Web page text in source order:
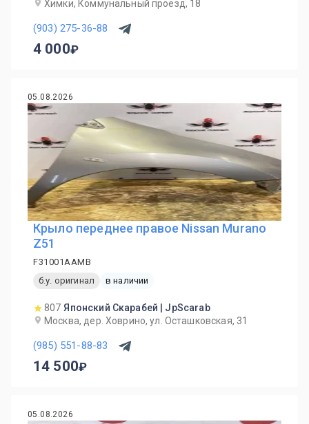
Химки, Коммунальный проезд, 18
(903) 275-36-88
4 000
05.08.2026
Крыло переднее правое Nissan Murano
Z51
F31001AAMB
б.у. оригинал
в наличии
807 Японский Скарабей | JpScarab
Москва, дер. Ховрино, ул. Осташковская, 31
(985) 551-88-83
14 500
05.08.2026